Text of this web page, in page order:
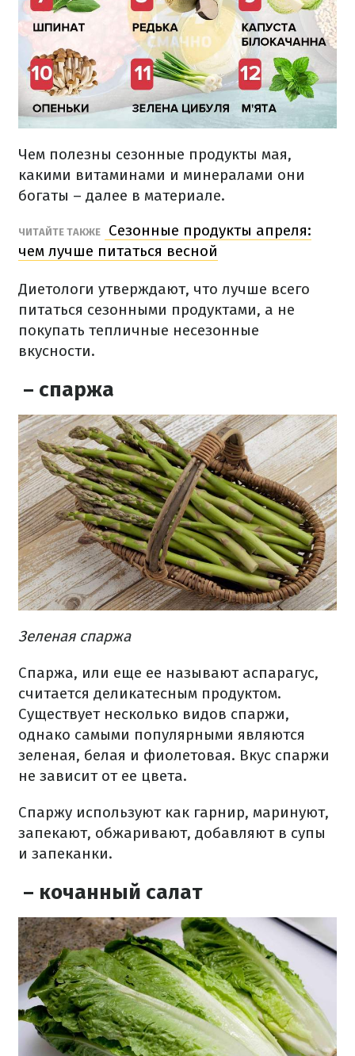
Чем полезны сезонные продукты мая,
какими витаминами и минералами они
богаты – далее в материале.
ЧИТАЙТЕ ТАКЖЕ
Сезонные продукты апреля:
чем лучше питаться весной
Диетологи утверждают, что лучше всего
питаться сезонными продуктами, а не
покупать тепличные несезонные
вкусности.
– спаржа
Зеленая спаржа
Спаржа, или еще ее называют аспарагус,
считается деликатесным продуктом.
Существует несколько видов спаржи,
однако самыми популярными являются
зеленая, белая и фиолетовая. Вкус спаржи
не зависит от ее цвета.
Спаржу используют как гарнир, маринуют,
запекают, обжаривают, добавляют в супы
и запеканки.
– кочанный салат